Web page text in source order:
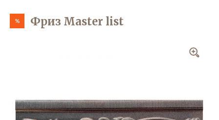
% Фриз Master list